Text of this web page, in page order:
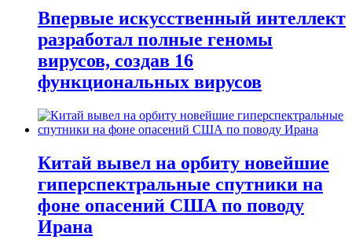
Впервые искусственный интеллект
разработал полные геномы
вирусов, создав 16
функциональных вирусов
Китай вывел на орбиту новейшие
гиперспектральные спутники на
фоне опасений США по поводу
Ирана